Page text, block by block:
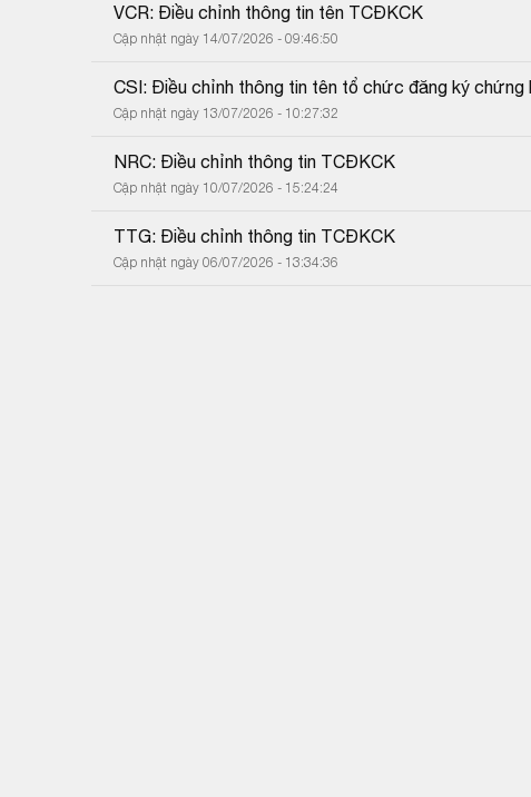
VCR: Điều chỉnh thông tin tên TCĐKCK
Cập nhật ngày 14/07/2026 - 09:46:50
CSI: Điều chỉnh thông tin tên tổ chức đăng ký chứng
Cập nhật ngày 13/07/2026 - 10:27:32
NRC: Điều chỉnh thông tin TCĐKCK
Cập nhật ngày 10/07/2026 - 15:24:24
TTG: Điều chỉnh thông tin TCĐKCK
Cập nhật ngày 06/07/2026 - 13:34:36